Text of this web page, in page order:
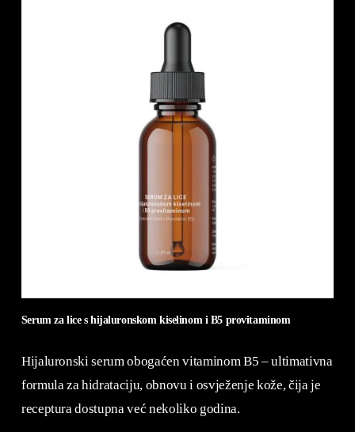
Serum za lice s hijaluronskom kiselinom i B5 provitaminom
Hijaluronski serum obogaćen vitaminom B5 – ultimativna
formula za hidrataciju, obnovu i osvježenje kože, čija je
receptura dostupna već nekoliko godina.